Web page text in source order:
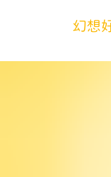
幻想